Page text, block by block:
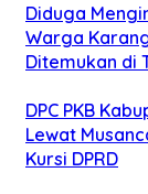
Diduga
Warga
Ditemukan di
DPC PKB
Lewat
Kursi DPRD